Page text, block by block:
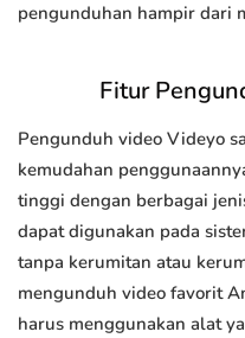
pengunduhan hampir dari
Fitur
Pengunduh video Videyo
kemudahan
tinggi dengan berbagai
dapat digunakan pada
tanpa kerumitan atau
mengunduh video favorit
harus menggunakan alat